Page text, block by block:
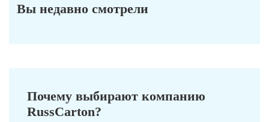
Вы недавно смотрели
Почему выбирают компанию
RussCarton?